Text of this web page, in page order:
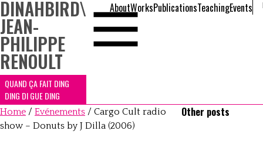
DINAHBIRD\
JEAN-
PHILIPPE
RENOULT
QUAND ÇA FAIT DING
DING DI GUE DING
AboutWorksPublicationsTeachingEvents
Home / Evénements / Cargo Cult radio
show – Donuts by J Dilla (2006)
Other posts